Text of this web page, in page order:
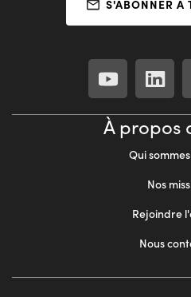
S'ABONNER À
À propos
Qui
Nos
Rejoindre
Nous